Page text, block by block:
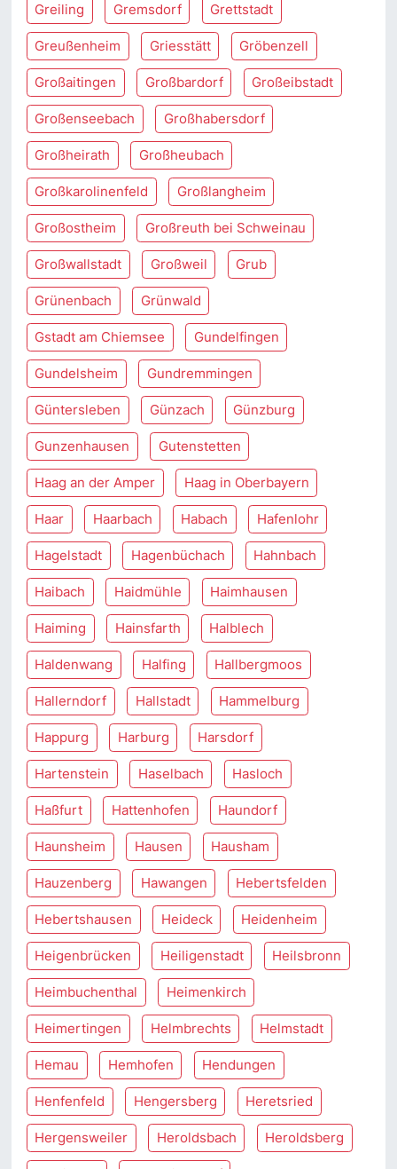
Greiling Gremsdorf Grettstadt
Greußenheim Griesstätt Gröbenzell
Großaitingen Großbardorf Großeibstadt
Großenseebach Großhabersdorf
Großheirath Großheubach
Großkarolinenfeld Großlangheim
Großostheim Großreuth bei Schweinau
Großwallstadt Großweil Grub
Grünenbach Grünwald
Gstadt am Chiemsee Gundelfingen
Gundelsheim Gundremmingen
Güntersleben Günzach Günzburg
Gunzenhausen Gutenstetten
Haag an der Amper Haag in Oberbayern
Haar Haarbach Habach Hafenlohr
Hagelstadt Hagenbüchach Hahnbach
Haibach Haidmühle Haimhausen
Haiming Hainsfarth Halblech
Haldenwang Halfing Hallbergmoos
Hallerndorf Hallstadt Hammelburg
Happurg Harburg Harsdorf
Hartenstein Haselbach Hasloch
Haßfurt Hattenhofen Haundorf
Haunsheim Hausen Hausham
Hauzenberg Hawangen Hebertsfelden
Hebertshausen Heideck Heidenheim
Heigenbrücken Heiligenstadt Heilsbronn
Heimbuchenthal Heimenkirch
Heimertingen Helmbrechts Helmstadt
Hemau Hemhofen Hendungen
Henfenfeld Hengersberg Heretsried
Hergensweiler Heroldsbach Heroldsberg